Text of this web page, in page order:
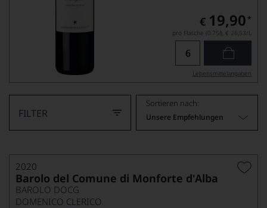
€ 19,90 *
pro Flasche (0.75l), € 26,53/L
Lebensmittel­angaben
FILTER
Sortieren nach:
Unsere Empfehlungen
2020
Barolo del Comune di Monforte d'Alba
BAROLO DOCG
DOMENICO CLERICO